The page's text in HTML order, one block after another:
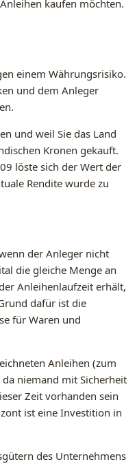
kaufen möchten.
einem Währungsrisiko.
und dem Anleger
und weil Sie das Land
Kronen gekauft.
löste sich der Wert der
Rendite wurde zu
der Anleger nicht
die gleiche Menge an
Anleihenlaufzeit erhält,
dafür ist die
für Waren und
Anleihen (zum
da niemand mit Sicherheit
Zeit vorhanden sein
ist eine Investition in
des Unternehmens